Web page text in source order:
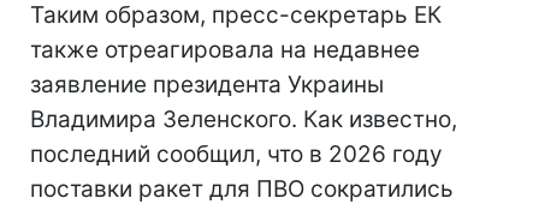
Таким образом, пресс-секретарь ЕК
также отреагировала на недавнее
заявление президента Украины
Владимира Зеленского. Как известно,
последний сообщил, что в 2026 году
поставки ракет для ПВО сократились